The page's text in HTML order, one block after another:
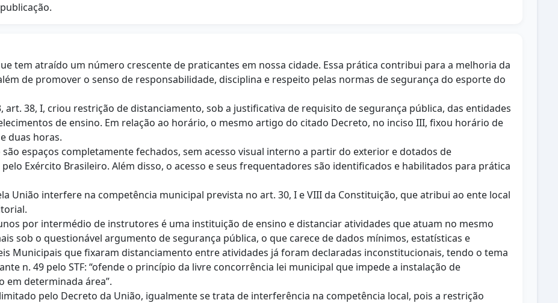
tem atraído um número crescente de praticantes em nossa cidade. Essa prática contribui para a melhoria da
de promover o senso de responsabilidade, disciplina e respeito pelas normas de segurança do esporte do
art. 38, I, criou restrição de distanciamento, sob a justificativa de requisito de segurança pública, das entidades
de ensino. Em relação ao horário, o mesmo artigo do citado Decreto, no inciso III, fixou horário de
duas horas.
espaços completamente fechados, sem acesso visual interno a partir do exterior e dotados de
Exército Brasileiro. Além disso, o acesso e seus frequentadores são identificados e habilitados para prática
União interfere na competência municipal prevista no art. 30, I e VIII da Constituição, que atribui ao ente local
por intermédio de instrutores é uma instituição de ensino e distanciar atividades que atuam no mesmo
sob o questionável argumento de segurança pública, o que carece de dados mínimos, estatísticas e
Municipais que fixaram distanciamento entre atividades já foram declaradas inconstitucionais, tendo o tema
n. 49 pelo STF: “ofende o princípio da livre concorrência lei municipal que impede a instalação de
em determinada área”.
pelo Decreto da União, igualmente se trata de interferência na competência local, pois a restrição